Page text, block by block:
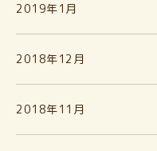
2019年1月
2018年12月
2018年11月